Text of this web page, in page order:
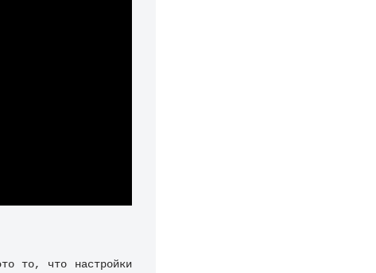
то, что настройки